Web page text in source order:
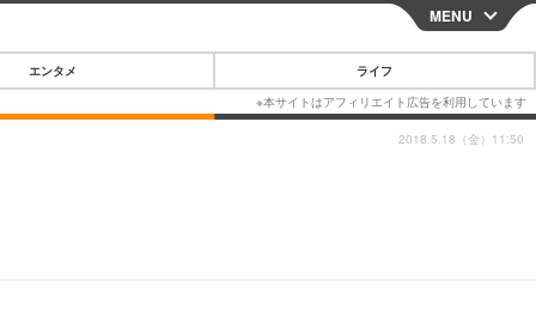
CLOSE
MENU
エンタメ ライフ
2018.5.18（金）11:50